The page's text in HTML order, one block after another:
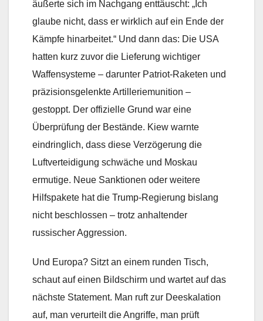
äußerte sich im Nachgang enttäuscht: „Ich
glaube nicht, dass er wirklich auf ein Ende der
Kämpfe hinarbeitet.“ Und dann das: Die USA
hatten kurz zuvor die Lieferung wichtiger
Waffensysteme – darunter Patriot-Raketen und
präzisionsgelenkte Artilleriemunition –
gestoppt. Der offizielle Grund war eine
Überprüfung der Bestände. Kiew warnte
eindringlich, dass diese Verzögerung die
Luftverteidigung schwäche und Moskau
ermutige. Neue Sanktionen oder weitere
Hilfspakete hat die Trump-Regierung bislang
nicht beschlossen – trotz anhaltender
russischer Aggression.
Und Europa? Sitzt an einem runden Tisch,
schaut auf einen Bildschirm und wartet auf das
nächste Statement. Man ruft zur Deeskalation
auf, man verurteilt die Angriffe, man prüft